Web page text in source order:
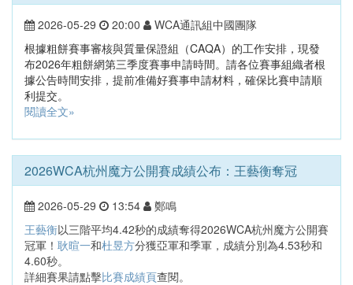
2026-05-29 20:00
WCA通訊組中國團隊
根據粗餅賽事審核與質量保證組（CAQA）的工作安排，現發
布2026年粗餅網第三季度賽事申請時間。請各位賽事組織者根
據公告時間安排，提前准備好賽事申請材料，確保比賽申請順
利提交。
閱讀全文»
2026WCA杭州魔方公開賽成績公布：王藝衡奪冠
2026-05-29 13:54
鄭鳴
王藝衡以三階平均4.42秒的成績奪得2026WCA杭州魔方公開賽
冠軍！ 耿暄一和杜昱方分獲亞軍和季軍，成績分別為4.53秒和
4.60秒。
詳細賽果請點擊比賽成績頁查閱。